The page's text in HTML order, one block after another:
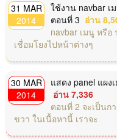
31 MAR
2014
ใช้งาน navbar เ
ตอนที่ 3 อ่าน
navbar เมนู หรือ
เชื่อมโยงไปหน้าต่างๆ
30 MAR
2014
แสดง panel แผง
อ่าน 7,336
ตอนที่ 2 จะเป็นก
ขวา ในเนื้อหานี้ เราจะ